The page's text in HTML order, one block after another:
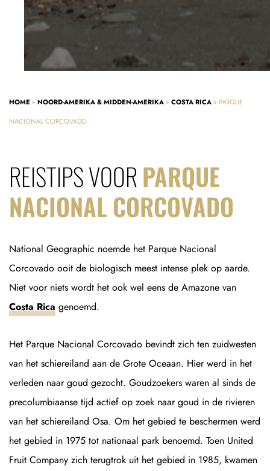
HOME » NOORD-AMERIKA & MIDDEN-AMERIKA » COSTA RICA » PARQUE
NACIONAL CORCOVADO
REISTIPS VOOR PARQUE
NACIONAL CORCOVADO
National Geographic noemde het Parque Nacional
Corcovado ooit de biologisch meest intense plek op aarde.
Niet voor niets wordt het ook wel eens de Amazone van
Costa Rica genoemd.
Het Parque Nacional Corcovado bevindt zich ten zuidwesten
van het schiereiland aan de Grote Oceaan. Hier werd in het
verleden naar goud gezocht. Goudzoekers waren al sinds de
precolumbiaanse tijd actief op zoek naar goud in de rivieren
van het schiereiland Osa. Om het gebied te beschermen werd
het gebied in 1975 tot nationaal park benoemd. Toen United
Fruit Company zich terugtrok uit het gebied in 1985, kwamen